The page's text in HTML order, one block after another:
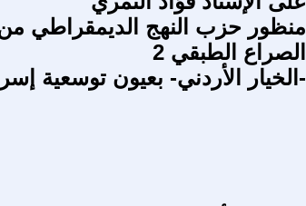
منظور حزب النهج الديمقراطي من
الصراع الطبقي 2
-الخيار الأردني- بعيون توسعية